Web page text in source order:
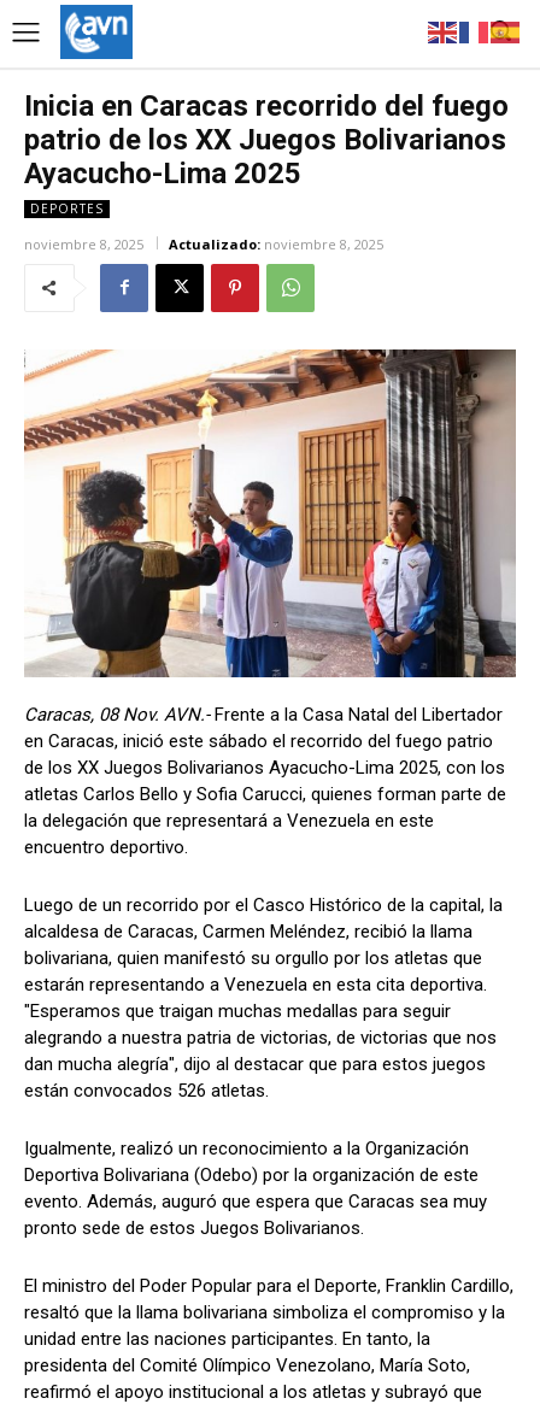
Inicia en Caracas recorrido del fuego
patrio de los XX Juegos Bolivarianos
Ayacucho-Lima 2025
DEPORTES
noviembre 8, 2025 Actualizado: noviembre 8, 2025
Caracas, 08 Nov. AVN.-Frente a la Casa Natal del Libertador
en Caracas, inició este sábado el recorrido del fuego patrio
de los XX Juegos Bolivarianos Ayacucho-Lima 2025, con los
atletas Carlos Bello y Sofia Carucci, quienes forman parte de
la delegación que representará a Venezuela en este
encuentro deportivo.
Luego de un recorrido por el Casco Histórico de la capital, la
alcaldesa de Caracas, Carmen Meléndez, recibió la llama
bolivariana, quien manifestó su orgullo por los atletas que
estarán representando a Venezuela en esta cita deportiva.
"Esperamos que traigan muchas medallas para seguir
alegrando a nuestra patria de victorias, de victorias que nos
dan mucha alegría", dijo al destacar que para estos juegos
están convocados 526 atletas.
Igualmente, realizó un reconocimiento a la Organización
Deportiva Bolivariana (Odebo) por la organización de este
evento. Además, auguró que espera que Caracas sea muy
pronto sede de estos Juegos Bolivarianos.
El ministro del Poder Popular para el Deporte, Franklin Cardillo,
resaltó que la llama bolivariana simboliza el compromiso y la
unidad entre las naciones participantes. En tanto, la
presidenta del Comité Olímpico Venezolano, María Soto,
reafirmó el apoyo institucional a los atletas y subrayó que